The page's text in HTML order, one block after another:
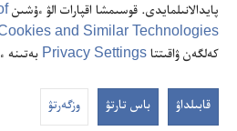
پايدالانىلمايدى. قوسىمشا اقپارات الۋ ءۇشىن
and Similar Technologies
كەلگەن ۋاقىتتا Privacy Settings بەتىنە
قابىلداۋ باس تارتۋ وزگەرتۋ
Bible and Tract Society of Pennsylvania.
پايدالانۋ ٴتارتىبى | قۇپيا ساقتاۋ